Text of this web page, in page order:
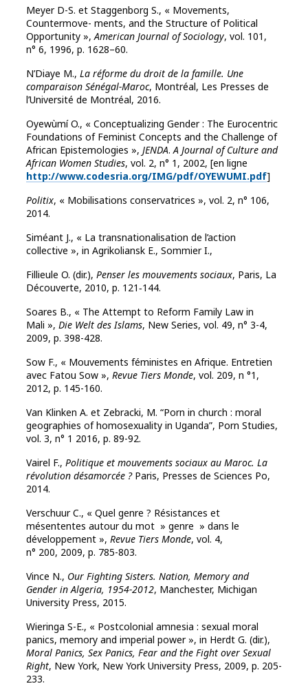
Meyer D-S. et Staggenborg S., « Movements,
Countermove- ments, and the Structure of Political
Opportunity »,American Journal of Sociology, vol. 101,
n° 6, 1996, p. 1628–60.
N’Diaye M., La réforme du droit de la famille. Une
comparaison Sénégal-Maroc, Montréal, Les Presses de
l’Université de Montréal, 2016.
Oyewùmí O., « Conceptualizing Gender : The Eurocentric
Foundations of Feminist Concepts and the Challenge of
African Epistemologies », JENDA.A Journal of Culture and
African Women Studies, vol. 2, n° 1, 2002, [en ligne
http://www.codesria.org/IMG/pdf/OYEWUMI.pdf]
Politix, « Mobilisations conservatrices », vol. 2, n° 106,
2014.
Siméant J., « La transnationalisation de l’action
collective », in Agrikoliansk E., Sommier I.,
Fillieule O. (dir.), Penser les mouvements sociaux, Paris, La
Découverte, 2010, p. 121‑144.
Soares B., « The Attempt to Reform Family Law in
Mali », Die Welt des Islams, New Series, vol. 49, n° 3-4,
2009, p. 398-428.
Sow F., « Mouvements féministes en Afrique. Entretien
avec Fatou Sow », Revue Tiers Monde, vol. 209, n °1,
2012, p. 145-160.
Van Klinken A. et Zebracki, M. “Porn in church : moral
geographies of homosexuality in Uganda”, Porn Studies,
vol. 3, n° 1 2016, p. 89-92.
Vairel F., Politique et mouvements sociaux au Maroc. La
révolution désamorcée ?Paris, Presses de Sciences Po,
2014.
Verschuur C., « Quel genre ? Résistances et
mésententes autour du mot » genre » dans le
développement », Revue Tiers Monde, vol. 4,
n° 200, 2009, p. 785-803.
Vince N., Our Fighting Sisters. Nation, Memory and
Gender in Algeria, 1954-2012, Manchester, Michigan
University Press, 2015.
Wieringa S-E., « Postcolonial amnesia : sexual moral
panics, memory and imperial power », in Herdt G. (dir.),
Moral Panics, Sex Panics, Fear and the Fight over Sexual
Right, New York, New York University Press, 2009, p. 205-
233.